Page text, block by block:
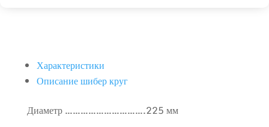
Характеристики
Описание шибер круг
Диаметр ………………………….225 мм